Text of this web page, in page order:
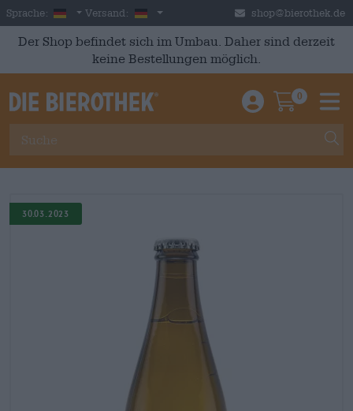
Skip to main content
Sprache: German
Versand: Deutschland shop@bierothek.de
Der Shop befindet sich im Umbau. Daher sind derzeit
keine Bestellungen möglich.
Einloggen /
0
30.03.2023